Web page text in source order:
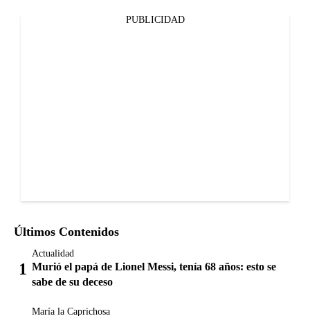
PUBLICIDAD
Últimos Contenidos
Actualidad
Murió el papá de Lionel Messi, tenía 68 años: esto se
sabe de su deceso
María la Caprichosa